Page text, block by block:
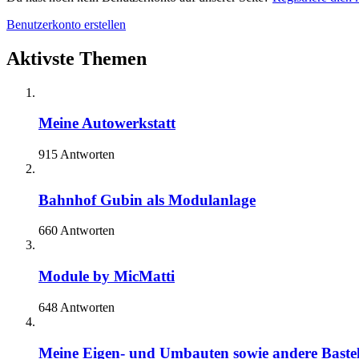
Benutzerkonto erstellen
Aktivste Themen
Meine Autowerkstatt
915 Antworten
Bahnhof Gubin als Modulanlage
660 Antworten
Module by MicMatti
648 Antworten
Meine Eigen- und Umbauten sowie andere